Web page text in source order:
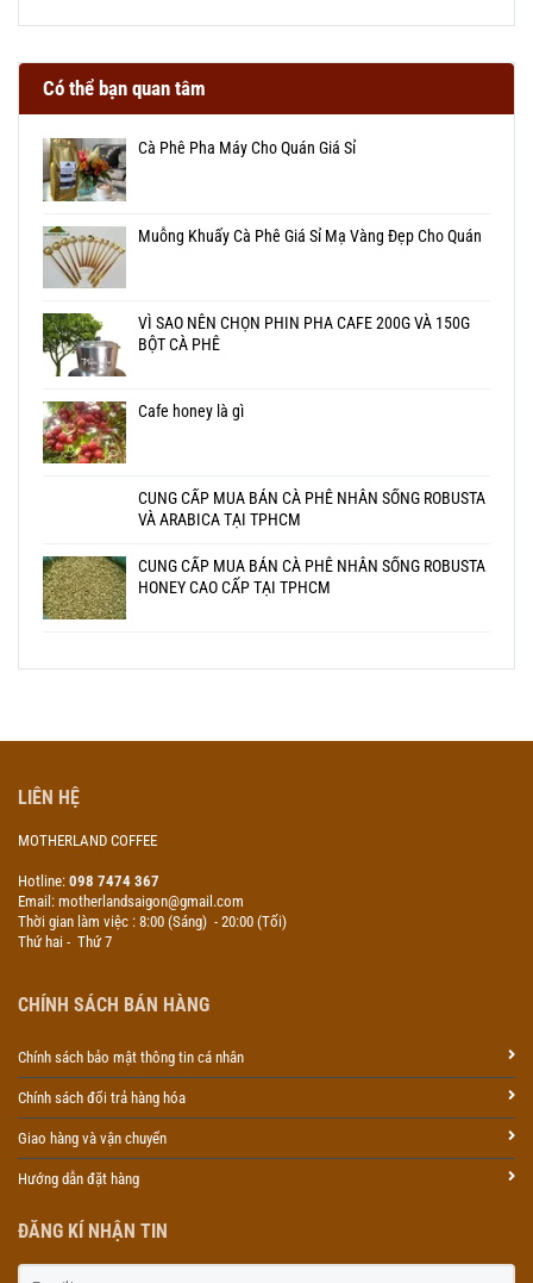
LIÊN HỆ
MOTHERLAND COFFEE
Hotline: 098 7474 367
Email: motherlandsaigon@gmail.com
Thời gian làm việc : 8:00 (Sáng) - 20:00 (Tối)
Thứ hai - Thứ 7
CHÍNH SÁCH BÁN HÀNG
Chính sách bảo mật thông tin cá nhân
Chính sách đổi trả hàng hóa
Giao hàng và vận chuyển
Hướng dẫn đặt hàng
ĐĂNG KÍ NHẬN TIN
Có thể bạn quan tâm
Cà Phê Pha Máy Cho Quán Giá Sỉ
Muỗng Khuấy Cà Phê Giá Sỉ Mạ Vàng Đẹp Cho Quán
VÌ SAO NÊN CHỌN PHIN PHA CAFE 200G VÀ 150G
BỘT CÀ PHÊ
Cafe honey là gì
CUNG CẤP MUA BÁN CÀ PHÊ NHÂN SỐNG ROBUSTA
VÀ ARABICA TẠI TPHCM
CUNG CẤP MUA BÁN CÀ PHÊ NHÂN SỐNG ROBUSTA
HONEY CAO CẤP TẠI TPHCM